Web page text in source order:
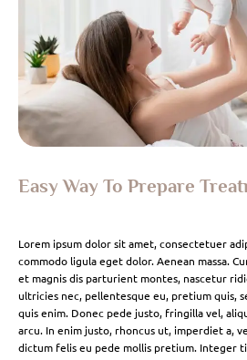
Easy Way To Prepare
Lorem ipsum dolor sit amet, consectetuer
commodo ligula eget dolor. Aenean massa.
et magnis dis parturient montes, nascetur
ultricies nec, pellentesque eu, pretium quis,
quis enim. Donec pede justo, fringilla vel,
arcu. In enim justo, rhoncus ut, imperdiet a,
dictum felis eu pede mollis pretium. Integer